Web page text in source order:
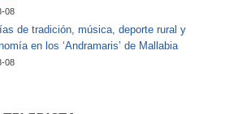
08
de tradición, música, deporte rural y
en los ‘Andramaris’ de Mallabia
08